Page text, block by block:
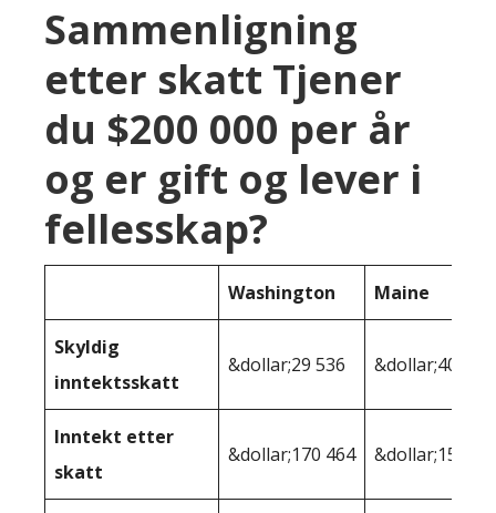
Sammenligning
etter skatt Tjener
du $200 000 per år
og er gift og lever i
fellesskap?
Washington Maine
Skyldig
inntektsskatt
&dollar;29 536 &dollar;40 475
Inntekt etter
skatt
&dollar;170 464 &dollar;159